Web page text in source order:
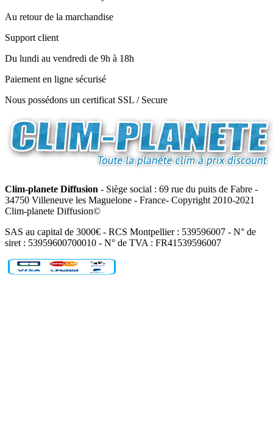
Au retour de la marchandise
Support client
Du lundi au vendredi de 9h à 18h
Paiement en ligne sécurisé
Nous possédons un certificat SSL / Secure
Clim-planete Diffusion - Siège social : 69 rue du puits de Fabre -
34750 Villeneuve les Maguelone - France- Copyright 2010-2021
Clim-planete Diffusion©
SAS au capital de 3000€ - RCS Montpellier : 539596007 - N° de
siret : 53959600700010 - N° de TVA : FR41539596007